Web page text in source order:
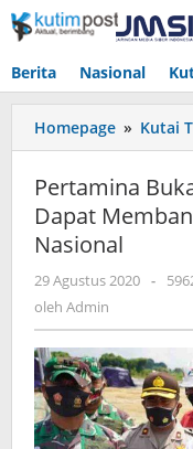
Lewati
ke
Berita Nasional
Homepage » Kutai
Pertamina
Dapat
Nasional
29 Agustus 2020 oleh
-
oleh Admin